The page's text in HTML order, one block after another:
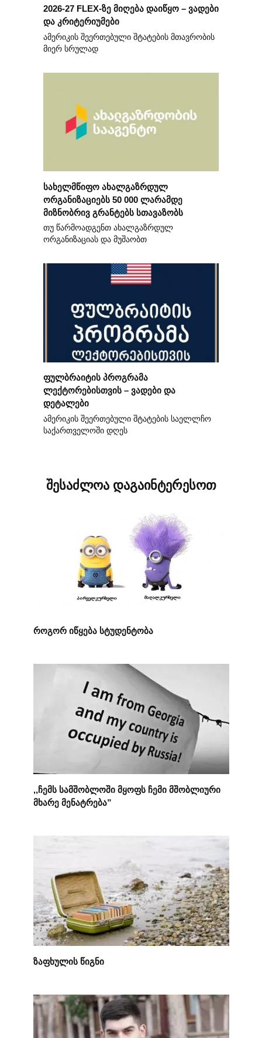
2026-27 FLEX-ზე მიღება დაიწყო – ვადები
და კრიტერიუმები
ამერიკის შეერთებული შტატების მთავრობის
მიერ სრულად
სახელმწიფო ახალგაზრდულ
ორგანიზაციებს 50 000 ლარამდე
მიზნობრივ გრანტებს სთავაზობს
თუ წარმოადგენთ ახალგაზრდულ
ორგანიზაციას და მუშაობთ
ფულბრაიტის პროგრამა
ლექტორებისთვის – ვადები და
დეტალები
ამერიკის შეერთებული შტატების საელლჩო
საქართველოში დღეს
შესაძლოა დაგაინტერესოთ
როგორ იწყება სტუდენტობა
,,ჩემს სამშობლოში მყოფს ჩემი მშობლიური
მხარე მენატრება”
ზაფხულის წიგნი